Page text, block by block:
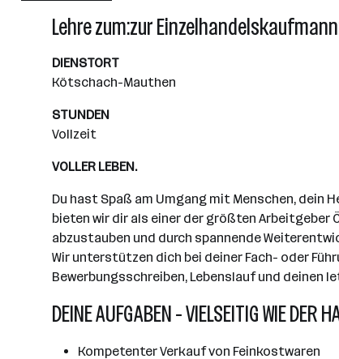
Wiener Neudorf
Lehre zum:zur
DIENSTORT
Kötschach-Mauthen
STUNDEN
Vollzeit
VOLLER LEBEN.
Du hast Spaß am Umgang mit Menschen, dein
bieten wir dir als einer der größten Arbeitgeber
abzustauben und durch spannende
Wir unterstützen dich bei deiner Fach- oder
Bewerbungsschreiben, Lebenslauf und deinen
DEINE AUFGABEN - VIELSEITIG WIE DER
Kompetenter Verkauf von Feinkostwaren